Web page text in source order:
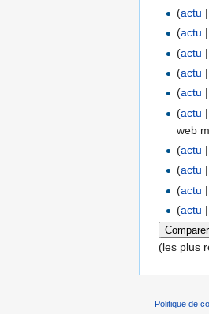
(actu
(actu
(actu
(actu
(actu
(actu
web
(actu
(actu
(actu
(actu
(les plus
Politique de